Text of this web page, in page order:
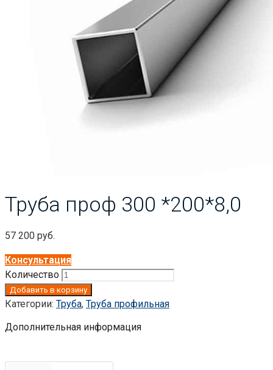
Труба проф 300 *200*8,0
57 200 руб.
Консультация
Количество
Добавить в корзину
Категории: Труба, Труба профильная
Дополнительная информация